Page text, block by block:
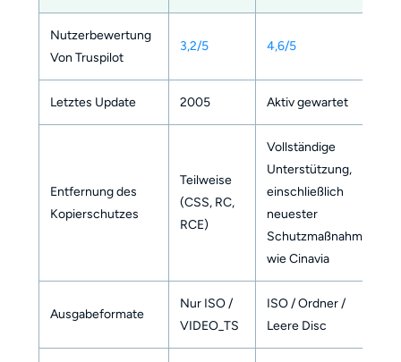
Nutzerbewertung
Von Truspilot
3,2/5 4,6/5
Letztes Update 2005 Aktiv gewartet
Entfernung des
Kopierschutzes
Teilweise
(CSS, RC,
RCE)
Vollständige
Unterstützung,
einschließlich
neuester
Schutzmaßnahmen
wie Cinavia
Ausgabeformate
Nur ISO /
VIDEO_TS
ISO / Ordner /
Leere Disc